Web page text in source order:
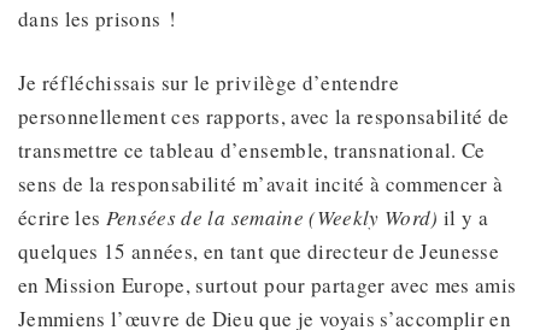
dans les prisons !
Je réfléchissais sur le privilège d’entendre
personnellement ces rapports, avec la responsabilité de
transmettre ce tableau d’ensemble, transnational. Ce
sens de la responsabilité m’avait incité à commencer à
écrire les Pensées de la semaine (Weekly Word) il y a
quelques 15 années, en tant que directeur de Jeunesse
en Mission Europe, surtout pour partager avec mes amis
Jemmiens l’œuvre de Dieu que je voyais s’accomplir en